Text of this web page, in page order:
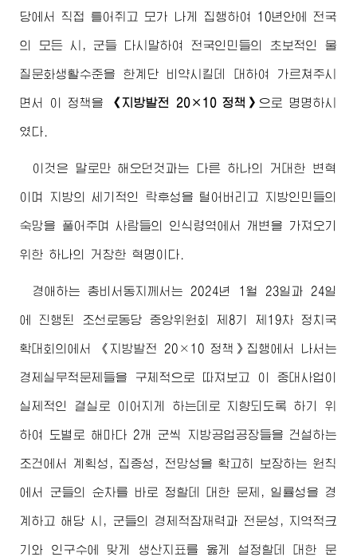
당에서 직접 틀어쥐고 모가 나게 집행하여 10년안에 전국
의 모든 시, 군들 다시말하여 전국인민들의 초보적인 물
질문화생활수준을 한계단 비약시킬데 대하여 가르쳐주시
면서 이 정책을 《지방발전 20×10 정책》 으로 명명하시
였다.
이것은 말로만 해오던것과는 다른 하나의 거대한 변혁
이며 지방의 세기적인 락후성을 털어버리고 지방인민들의
숙망을 풀어주며 사람들의 인식령역에서 개변을 가져오기
위한 하나의 거창한 혁명이다.
경애하는 총비서동지께서는 2024년 1월 23일과 24일
에 진행된 조선로동당 중앙위원회 제8기 제19차 정치국
확대회의에서 《지방발전 20×10 정책》집행에서 나서는
경제실무적문제들을 구체적으로 따져보고 이 중대사업이
실제적인 결실로 이어지게 하는데로 지향되도록 하기 위
하여 도별로 해마다 2개 군씩 지방공업공장들을 건설하는
조건에서 계획성, 집중성, 전망성을 확고히 보장하는 원칙
에서 군들의 순차를 바로 정할데 대한 문제, 일률성을 경
계하고 해당 시, 군들의 경제적잠재력과 전문성, 지역적크
기와 인구수에 맞게 생산지표를 옳게 설정할데 대한 문